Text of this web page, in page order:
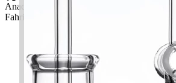
Anaqi: Keindahanku yang menawan hati
Fahri: Kemegahanku, kebanggaan
✚ Baju Baby Custom Nama 'Anaqi